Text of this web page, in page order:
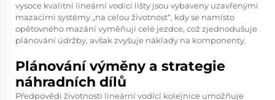
vysoce kvalitní lineární vodící lišty jsou vybaveny uzavřenými
mazacími systémy „na celou životnost“, kdy se namísto
opětovného mazání vyměňují celé jezdce, což zjednodušuje
plánování údržby, avšak zvyšuje náklady na komponenty.
Plánování výměny a strategie
náhradních dílů
Předpovědi životnosti lineární vodící kolejnice umožňuje